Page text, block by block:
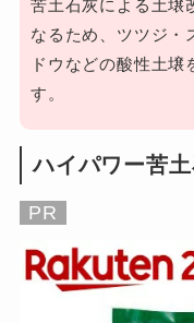
苦土石灰による土壌
なるため、ツツジ・
ドウなどの酸性土壌
す。
ハイパワー苦
PR